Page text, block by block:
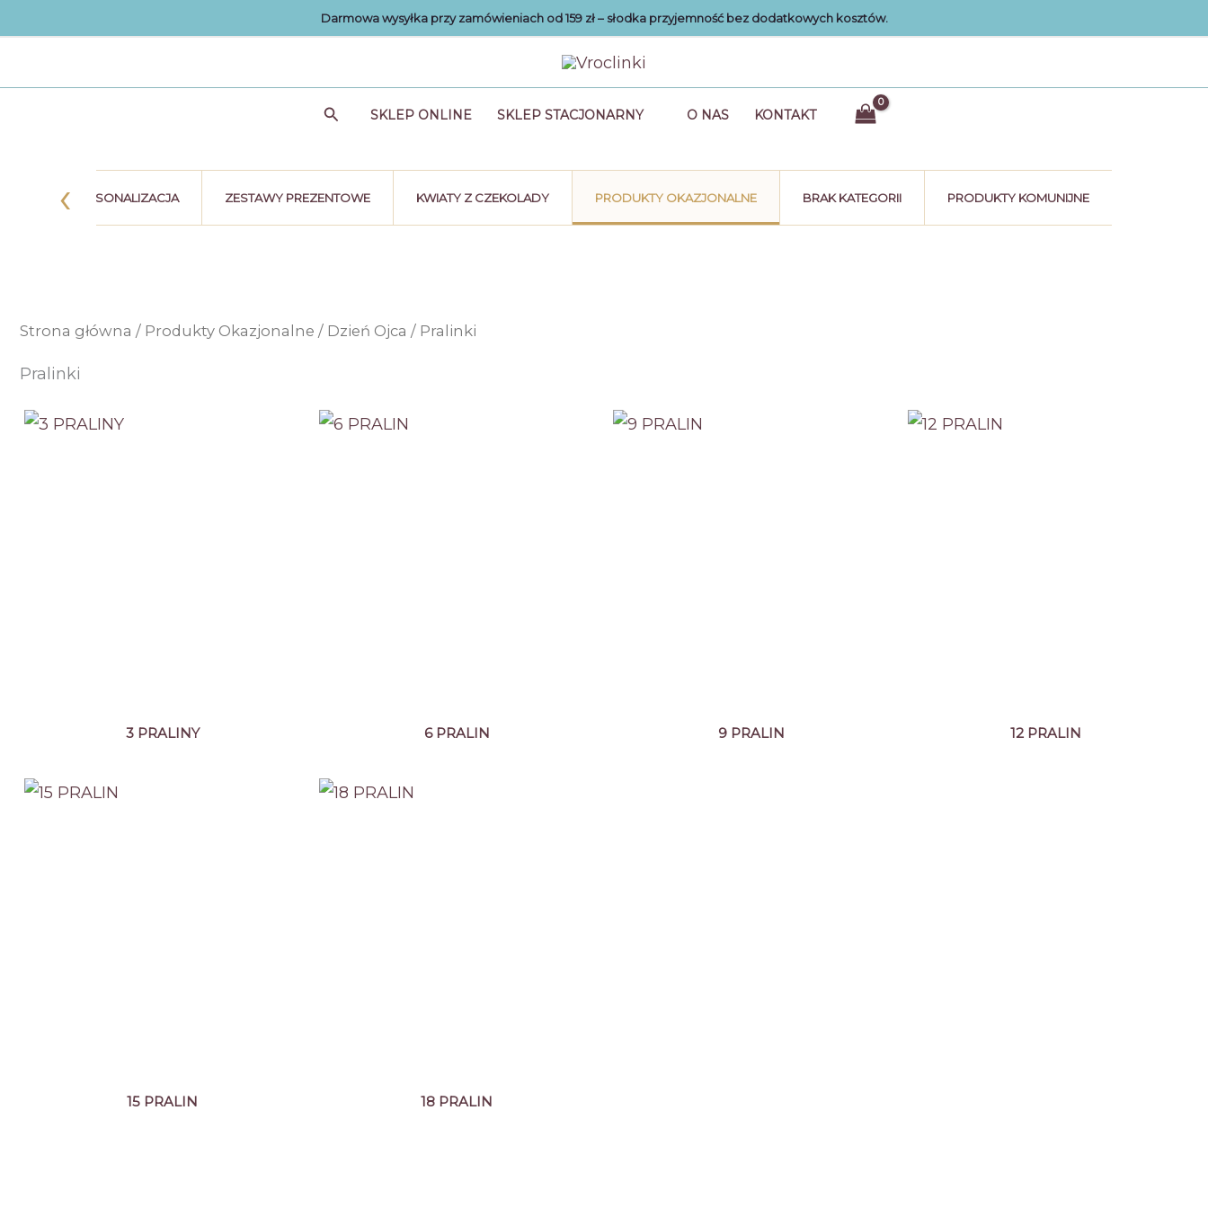
Darmowa wysyłka przy zamówieniach od 159 zł – słodka przyjemność bez dodatkowych kosztów.
SzukajSKLEP ONLINE SKLEP STACJONARNY O NAS KONTAKT
‹ PERSONALIZACJA ZESTAWY PREZENTOWE KWIATY Z CZEKOLADY PRODUKTY OKAZJONALNE BRAK KATEGORII PRODUKTY KOMUNIJNE
Strona główna / Produkty Okazjonalne / Dzień Ojca / Pralinki
Pralinki
3 PRALINY 6 PRALIN 9 PRALIN 12 PRALIN
15 PRALIN 18 PRALIN